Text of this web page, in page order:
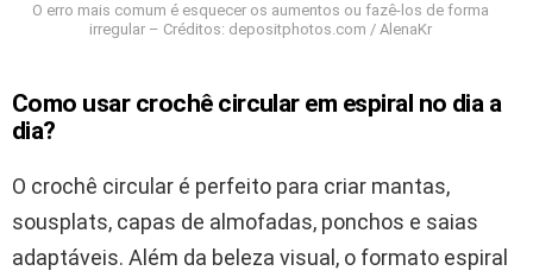
O erro mais comum é esquecer os aumentos ou fazê-los de forma
irregular – Créditos: depositphotos.com / AlenaKr
Como usar crochê circular em espiral no dia a
dia?
O crochê circular é perfeito para criar mantas,
sousplats, capas de almofadas, ponchos e saias
adaptáveis. Além da beleza visual, o formato espiral